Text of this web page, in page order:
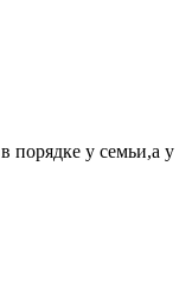
порядке у семьи,а у